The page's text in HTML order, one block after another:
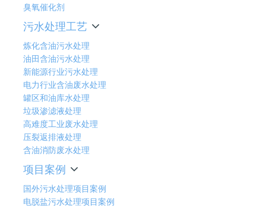
臭氧催化剂
污水处理工艺
炼化含油污水处理
油田含油污水处理
新能源行业污水处理
电力行业含油废水处理
罐区和油库水处理
垃圾渗滤液处理
高难度工业废水处理
压裂返排液处理
含油消防废水处理
项目案例
国外污水处理项目案例
电脱盐污水处理项目案例